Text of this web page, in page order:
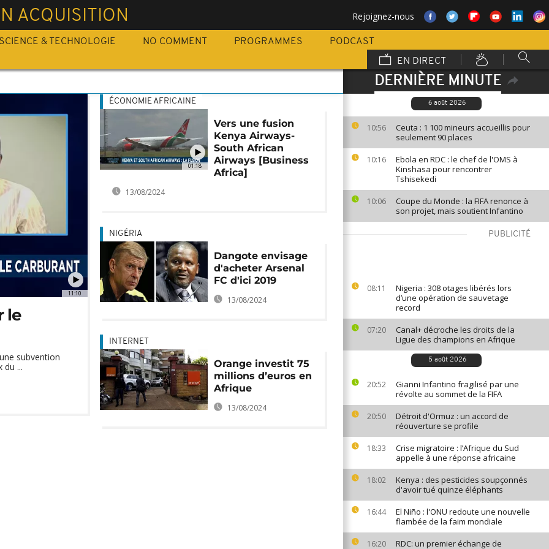
ACQUISITION Rejoignez-nous
SCIENCE & TECHNOLOGIE NO COMMENT PROGRAMMES
PODCAST
EN DIRECT
DERNIÈRE MINUTE
6 août 2026
10:56
Ceuta : 1 100 mineurs accueillis pour
seulement 90 places
10:16
Ebola en RDC : le chef de l'OMS à
Kinshasa pour rencontrer
Tshisekedi
10:06
Coupe du Monde : la FIFA renonce à
son projet, mais soutient Infantino
PUBLICITÉ
08:11
Nigeria : 308 otages libérés lors
d’une opération de sauvetage
record
07:20
Canal+ décroche les droits de la
Ligue des champions en Afrique
5 août 2026
20:52
Gianni Infantino fragilisé par une
révolte au sommet de la FIFA
20:50
Détroit d'Ormuz : un accord de
réouverture se profile
18:33
Crise migratoire : l’Afrique du Sud
appelle à une réponse africaine
18:02
Kenya : des pesticides soupçonnés
d'avoir tué quinze éléphants
16:44
El Niño : l'ONU redoute une nouvelle
flambée de la faim mondiale
16:20
RDC: un premier échange de
11:10
le
subvention
du ...
01:18
ÉCONOMIE AFRICAINE
Vers une fusion
Kenya Airways-
South African
Airways [Business
Africa]
13/08/2024
NIGÉRIA
Dangote envisage
d'acheter Arsenal
FC d'ici 2019
13/08/2024
INTERNET
Orange investit 75
millions d’euros en
Afrique
13/08/2024